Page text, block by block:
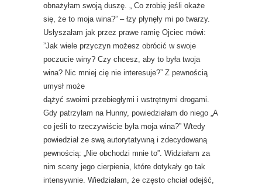
obnażyłam swoją duszę. „ Co zrobię jeśli okaże
się, że to moja wina?” – łzy płynęły mi po twarzy.
Usłyszałam jak przez prawe ramię Ojciec mówi:
”Jak wiele przyczyn możesz obrócić w swoje
poczucie winy? Czy chcesz, aby to była twoja
wina? Nic mniej cię nie interesuje?” Z pewnością
umysł może
dążyć swoimi przebiegłymi i wstrętnymi drogami.
Gdy patrzyłam na Hunny, powiedziałam do niego „A
co jeśli to rzeczywiście była moja wina?” Wtedy
powiedział ze swą autorytatywną i zdecydowaną
pewnością: „Nie obchodzi mnie to”. Widziałam za
nim sceny jego cierpienia, które dotykały go tak
intensywnie. Wiedziałam, że często chciał odejść,